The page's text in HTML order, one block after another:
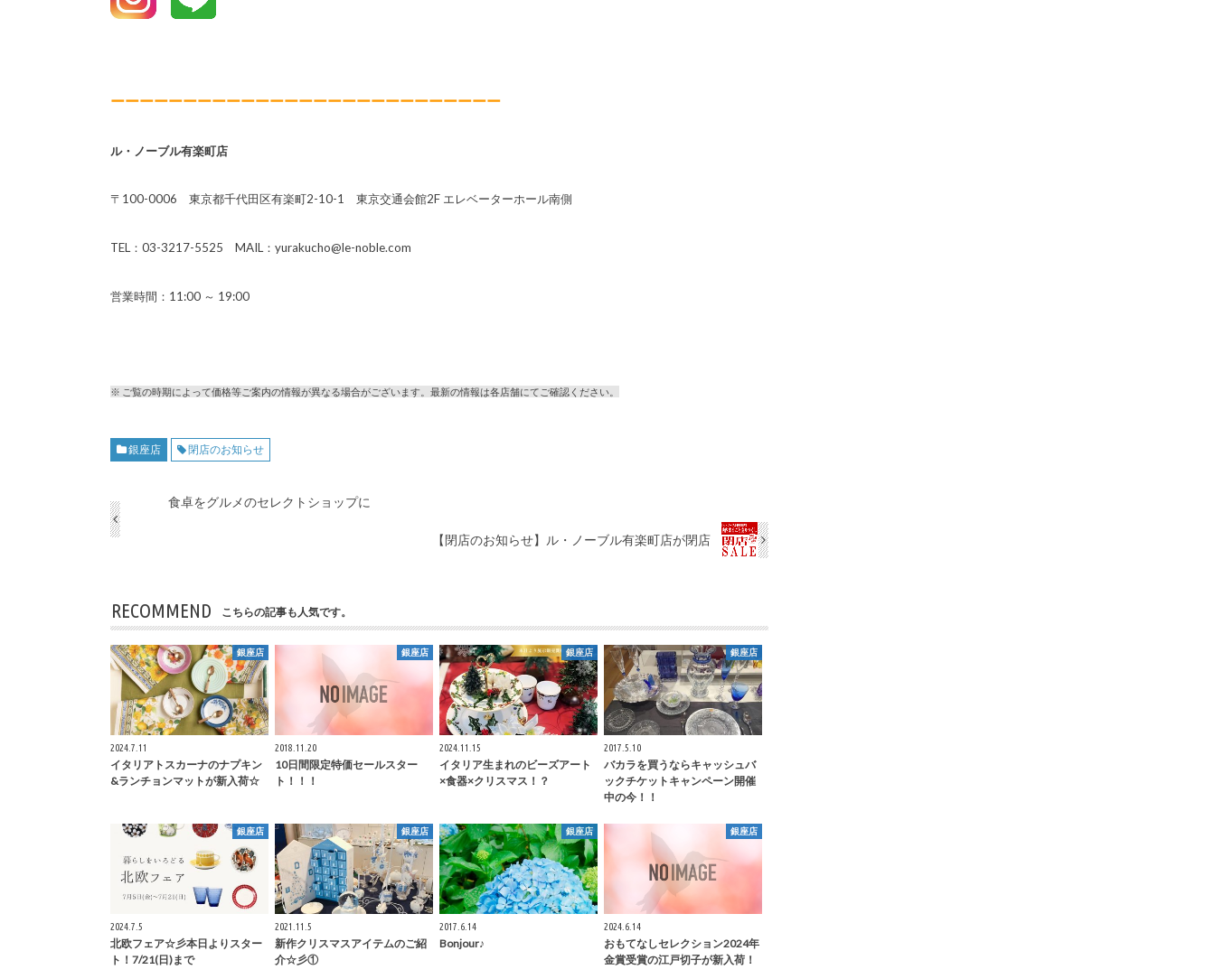
ーーーーーーーーーーーーーーーーーーーーーーーーーーー
ル・ノーブル有楽町店
〒100-0006 東京都千代田区有楽町2-10-1 東京交通会館2F エレベーターホール南側
TEL：03-3217-5525 MAIL：yurakucho@le-noble.com
営業時間：11:00 ～ 19:00
※ ご覧の時期によって価格等ご案内の情報が異なる場合がございます。最新の情報は各店舗にてご確認ください。
銀座店 閉店のお知らせ
食卓をグルメのセレクトショップに
【閉店のお知らせ】ル・ノーブル有楽町店が閉店
RECOMMEND こちらの記事も人気です。
銀座店
2024.7.11
イタリアトスカーナのナプキン
&ランチョンマットが新入荷☆
銀座店
2018.11.20
10日間限定特価セールスター
ト！！！
銀座店
2024.11.15
イタリア生まれのビーズアート
×食器×クリスマス！？
銀座店
2017.5.10
バカラを買うならキャッシュバ
ックチケットキャンペーン開催
中の今！！
銀座店
2024.7.5
北欧フェア☆彡本日よりスター
ト！7/21(日)まで
銀座店
2021.11.5
新作クリスマスアイテムのご紹
介☆彡①
銀座店
2017.6.14
Bonjour♪
銀座店
2024.6.14
おもてなしセレクション2024年
金賞受賞の江戸切子が新入荷！